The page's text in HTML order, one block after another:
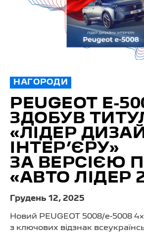
НАГОРОДИ
PEUGEOT E-
ЗДОБУВ
«ЛІДЕР
ІНТЕР’ЄРУ»
ЗА ВЕРСІЄЮ
«АВТО ЛІДЕР
Грудень 12, 2025
Новий PEUGEOT 5008/e-5008
з ключових відзнак